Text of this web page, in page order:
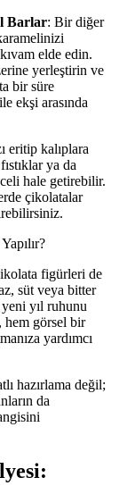
Barlar: Bir diğer
elde edin.
yerleştirin ve
bir süre
ekşi arasında
eritip kalıplara
ya da
hale getirebilir.
çikolatalar
figürleri de
süt veya bitter
yıl ruhunu
hem görsel bir
yardımcı
hazırlama değil;
da